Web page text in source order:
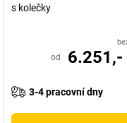
s kolečky
od 6.251,-
3-4 pracovní dny